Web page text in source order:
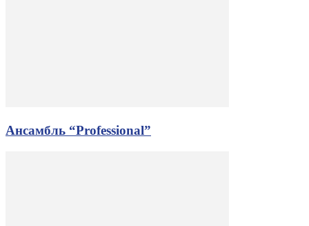
Ансамбль “Professional”